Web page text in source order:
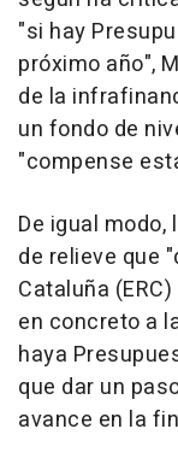
"si hay
próximo año",
de la
un fondo de
"compense
De igual
de relieve que
Cataluña
en concreto a
haya
que dar un
avance en la